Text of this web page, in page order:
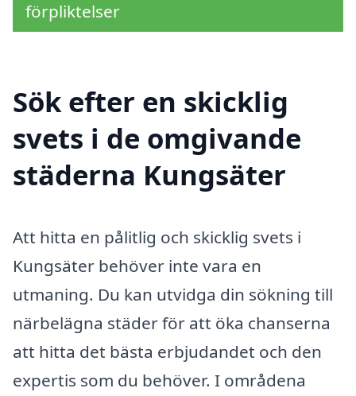
förpliktelser
Sök efter en skicklig
svets i de omgivande
städerna Kungsäter
Att hitta en pålitlig och skicklig svets i
Kungsäter behöver inte vara en
utmaning. Du kan utvidga din sökning till
närbelägna städer för att öka chanserna
att hitta det bästa erbjudandet och den
expertis som du behöver. I områdena